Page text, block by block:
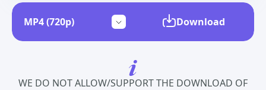
Download
WE DO NOT ALLOW/SUPPORT THE DOWNLOAD OF